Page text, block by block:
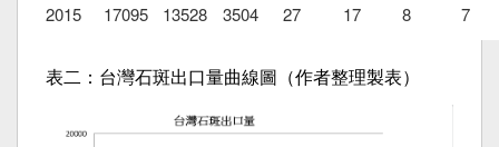
2015
17095 13528 3504 27 17 8 7
表二：台灣石斑出口量曲線圖（作者整理製表）